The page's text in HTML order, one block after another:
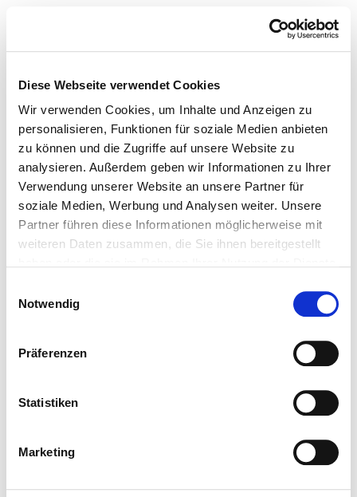
Diese Webseite verwendet Cookies
Wir verwenden Cookies, um Inhalte und Anzeigen zu
personalisieren, Funktionen für soziale Medien anbieten
zu können und die Zugriffe auf unsere Website zu
analysieren. Außerdem geben wir Informationen zu Ihrer
Verwendung unserer Website an unsere Partner für
soziale Medien, Werbung und Analysen weiter. Unsere
Partner führen diese Informationen möglicherweise mit
weiteren Daten zusammen, die Sie ihnen bereitgestellt
Notwendig
Präferenzen
Statistiken
Marketing